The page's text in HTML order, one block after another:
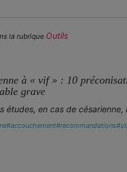
la rubrique Outils
à « vif » : 10
grave
études, en cas de césarienne,
#accouchement#recommandations